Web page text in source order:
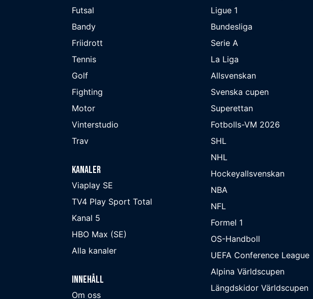
Futsal
Bandy
Friidrott
Tennis
Golf
Fighting
Motor
Vinterstudio
Trav
Kanaler
Viaplay SE
TV4 Play Sport Total
Kanal 5
HBO Max (SE)
Alla kanaler
Innehåll
Om oss
Ligue 1
Bundesliga
Serie A
La Liga
Allsvenskan
Svenska cupen
Superettan
Fotbolls-VM 2026
SHL
NHL
Hockeyallsvenskan
NBA
NFL
Formel 1
OS-Handboll
UEFA Conference League
Alpina Världscupen
Längdskidor Världscupen